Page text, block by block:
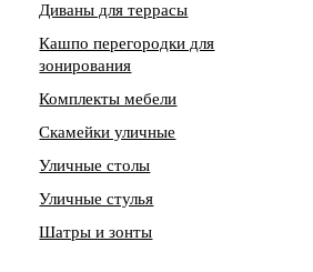
Диваны для террасы
Кашпо перегородки для
зонирования
Комплекты мебели
Скамейки уличные
Уличные столы
Уличные стулья
Шатры и зонты